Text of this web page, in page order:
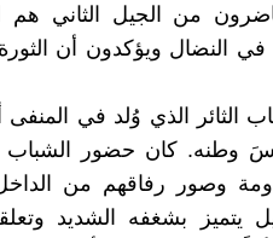
من الجيل الثاني هم
في النضال ويؤكدون أن
الثائر الذي وُلد في
وطنه. كان حضور الشباب
وصور رفاقهم من
يتميز بشغفه الشديد